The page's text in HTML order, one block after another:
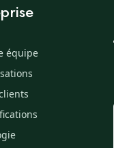
équipe